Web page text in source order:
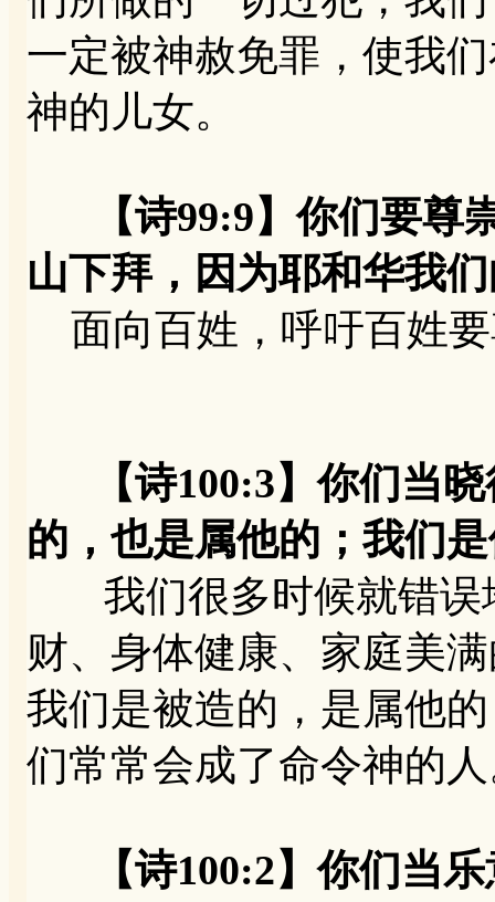
一定被神赦免罪，使我
神的儿女。
【诗99:9】你们要
山下拜，因为耶和华我
面向百姓，呼吁百姓
【诗100:3】你们当
的，也是属他的；我们
我们很多时候就错误
财、身体健康、家庭美
我们是被造的，是属他
们常常会成了命令神的
【诗100:2】你们当